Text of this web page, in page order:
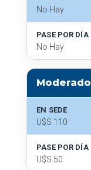
No Hay
PASE POR DÍA
No Hay
EN SEDE
U$S 110
PASE POR DÍA
U$S 50